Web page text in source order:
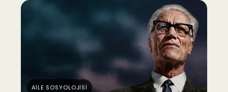
AİLE SOSYOLOJİSİ